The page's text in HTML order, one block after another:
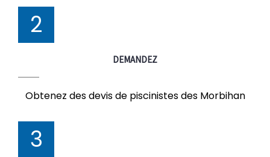
2
DEMANDEZ
Obtenez des devis de piscinistes des Morbihan
3